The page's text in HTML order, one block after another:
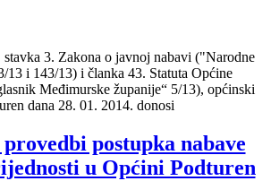
3. Zakona o javnoj nabavi ("Narodne
13 i 143/13) i članka 43. Statuta Općine
Međimurske županije“ 5/13), općinski
dana 28. 01. 2014. donosi
postupka nabave
u Općini Podturen